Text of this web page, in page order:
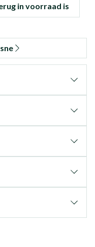
in voorraad is